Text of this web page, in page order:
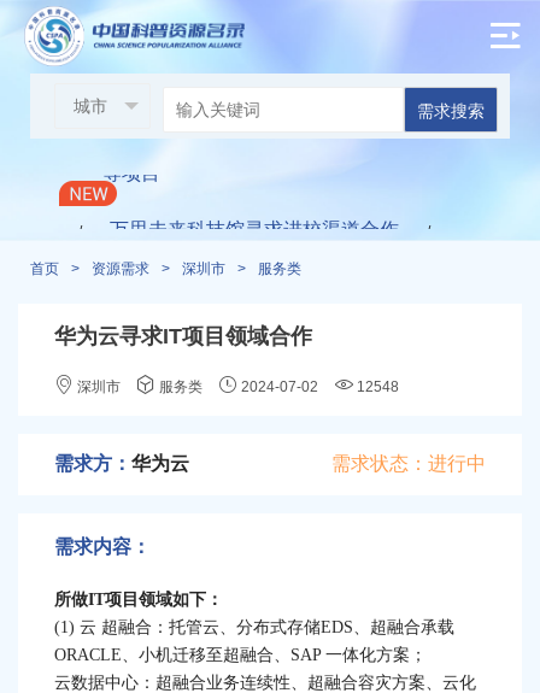
需求搜索
/
采购体验设备，不限于VR、操作体验
/ 万思未来科技馆寻求进校渠道合作 /
朝鲜元山葛马特区寻求医用手环2万个
+两台无线中继器
/ 华雅科技成果转化研究院寻求AI合作
深圳兴旺泽教育科技寻求研学合作
作
科普艺术专委会（筹）寻求大湾区公益
首页 > 资源需求 > 深圳市 > 服务类
华为云寻求IT项目领域合作
深圳市 服务类 2024-07-02 12548
需求状态：进行中
需求方： 华为云
需求内容：
所做IT项目领域如下：
(1) 云 超融合：托管云、分布式存储EDS、超融合承载
ORACLE、小机迁移至超融合、SAP 一体化方案；
云数据中心：超融合业务连续性、超融合容灾方案、云化